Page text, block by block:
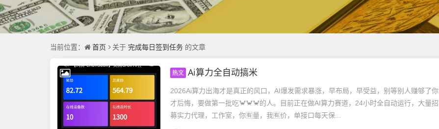
当前位置： 首页 关于 完成每日签到任务 的文章
热文 Ai算力全自动搞米
2026Ai算力出海才是真正的风口，AI爆发需求暴涨，早布局，早受益，别等别人赚够了你
才后悔，要做第一批吃🦀🦀🦀的人。目前正在做AI算力赛道，24小时全自动运行，大量招
募实力代理，工作室，你🈶量，我🈶价，单接口每天保...